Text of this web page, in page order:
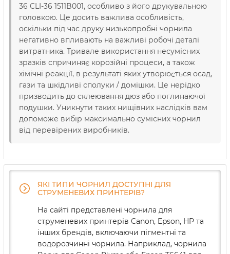
36 CLI-36 1511B001, особливо з його друкувальною
головкою. Це досить важлива особливість,
оскільки під час друку низькопробні чорнила
негативно впливають на важливі робочі деталі
витратника. Тривале використання несумісних
зразків спричиняє корозійні процеси, а також
хімічні реакції, в результаті яких утворюється осад,
гази та шкідливі сполуки / домішки. Це нерідко
призводить до склеювання дюз або поглинаючої
подушки. Уникнути таких нищівних наслідків вам
допоможе вибір максимально сумісних чорнил
від перевірених виробників.
ЯКІ ТИПИ ЧОРНИЛ ДОСТУПНІ ДЛЯ
СТРУМЕНЕВИХ ПРИНТЕРІВ?
На сайті представлені чорнила для
струменевих принтерів Canon, Epson, HP та
інших брендів, включаючи пігментні та
водорозчинні чорнила. Наприклад, чорнила